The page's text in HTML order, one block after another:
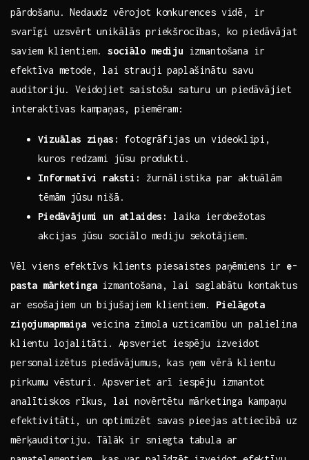
pārdošanu. Nedaudz vērojot konkurences vidē, ir
svarīgi uzsvērt unikālās priekšrocības, ko piedāvājat
saviem klientiem.sociālo mediju izmantošana ir
efektīva metode,⁤ lai strauji paplašinātu savu
auditoriju. Veidojiet saistošu⁣ saturu un⁣ piedāvājiet
interaktīvas kampaņas, piemēram:
Vizuālas ziņas:
fotogrāfijas⁣ un videoklipi,‌
kuros redzami jūsu produkti.
Informatīvi raksti:
žurnālistika par aktuālām
tēmām jūsu nišā.
Piedāvājumi un atlaides:
laika ierobežotas
akcijas jūsu sociālo mediju sekotājiem.
Vēl viens efektīvs klients​ piesaistes paņēmiens ir e-
pasta mārketingaizmantošana, lai saglabātu kontaktus
ar esošajiem un bijušajiem klientiem. Pielāgota
ziņojumapmaiņaveicina zīmola uzticamību un palielina
klientu ⁢lojalitāti. Apsveriet iespēju izveidot
personalizētus piedāvājumus, kas ņem vērā klientu
pirkumu vēsturi. Apsveriet arī iespēju izmantot
analītiskos ⁢rīkus, lai novērtētu mārketinga ⁣kampaņu
efektivitāti, un ‍optimizēt savas pieejas ⁢attiecībā uz
mērķauditoriju. Tālāk ir sniegta tabula ar